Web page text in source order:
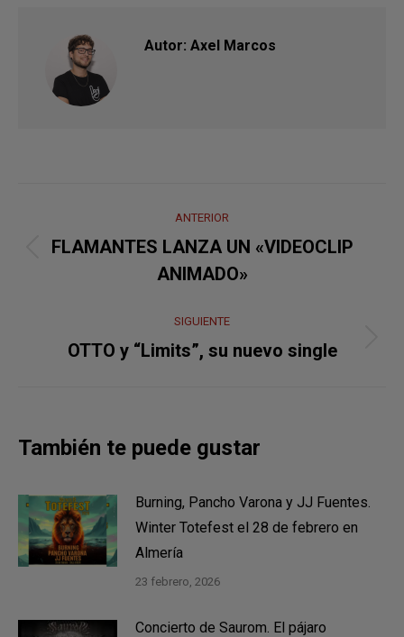
Autor: Axel Marcos
entre
publicaciones
ANTERIOR
Publicación
anterior:
FLAMANTES LANZA UN «VIDEOCLIP
ANIMADO»
SIGUIENTE
Publicación
OTTO y “Limits”, su nuevo single
También te puede gustar
Burning, Pancho Varona y JJ Fuentes.
Winter Totefest el 28 de febrero en
Almería
23 febrero, 2026
Concierto de Saurom. El pájaro